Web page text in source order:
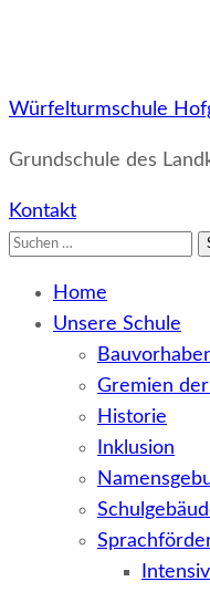
Würfelturmschule
Grundschule des
Kontakt
Suchen
Home
Unsere Schule
Gremien
Historie
Inklusion